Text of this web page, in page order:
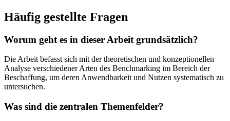
Häufig gestellte Fragen
Worum geht es in dieser Arbeit grundsätzlich?
Die Arbeit befasst sich mit der theoretischen und konzeptionellen
Analyse verschiedener Arten des Benchmarking im Bereich der
Beschaffung, um deren Anwendbarkeit und Nutzen systematisch zu
untersuchen.
Was sind die zentralen Themenfelder?